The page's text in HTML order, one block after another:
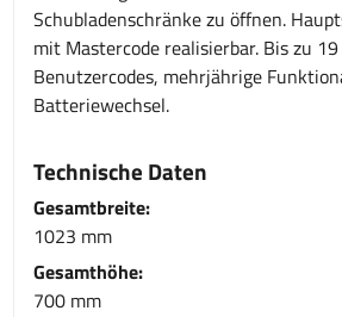
Schubladenschränke zu öffnen.
mit Mastercode realisierbar. Bis zu
Benutzercodes, mehrjährige
Batteriewechsel.
Technische Daten
Gesamtbreite:
1023 mm
Gesamthöhe:
700 mm